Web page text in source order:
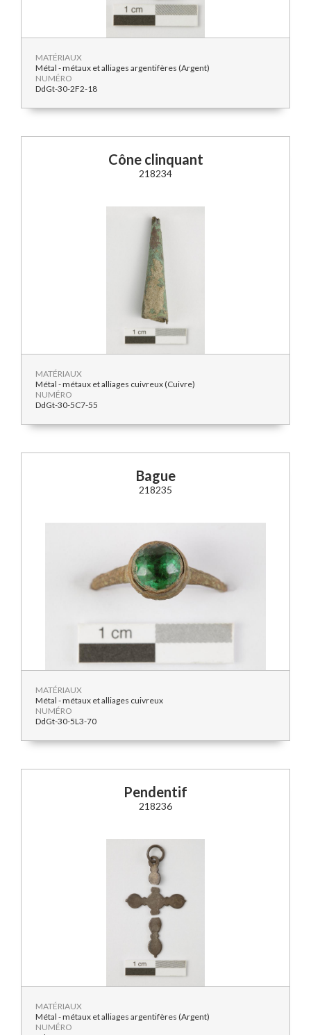
MATÉRIAUX
Métal - métaux et alliages argentifères (Argent)
NUMÉRO
DdGt-30-2F2-18
Cône clinquant
218234
MATÉRIAUX
Métal - métaux et alliages cuivreux (Cuivre)
NUMÉRO
DdGt-30-5C7-55
Bague
218235
MATÉRIAUX
Métal - métaux et alliages cuivreux
NUMÉRO
DdGt-30-5L3-70
Pendentif
218236
MATÉRIAUX
Métal - métaux et alliages argentifères (Argent)
NUMÉRO